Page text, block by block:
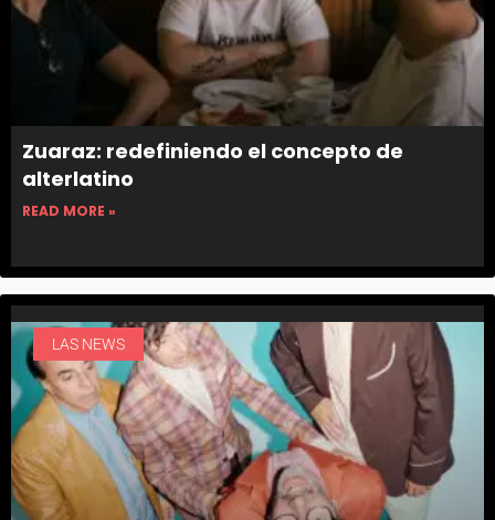
Zuaraz: redefiniendo el concepto de
alterlatino
READ MORE »
LAS NEWS